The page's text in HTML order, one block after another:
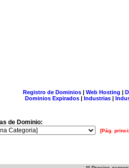
Registro de Dominios| Web Hosting |
Dominios Expirados | Industrias |
de Dominio:
[Pág.